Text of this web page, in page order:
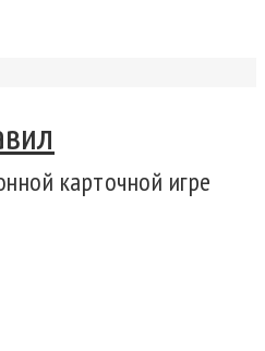
карточной игре